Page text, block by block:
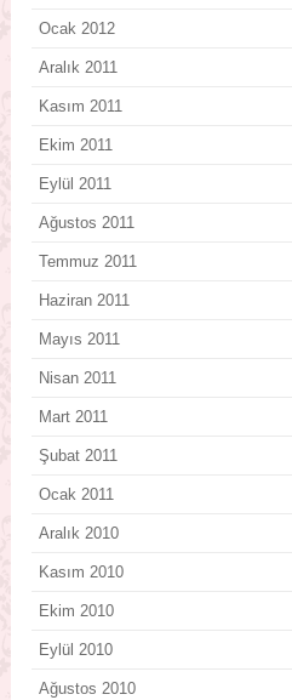
Ocak 2012
Aralık 2011
Kasım 2011
Ekim 2011
Eylül 2011
Ağustos 2011
Temmuz 2011
Haziran 2011
Mayıs 2011
Nisan 2011
Mart 2011
Şubat 2011
Ocak 2011
Aralık 2010
Kasım 2010
Ekim 2010
Eylül 2010
Ağustos 2010